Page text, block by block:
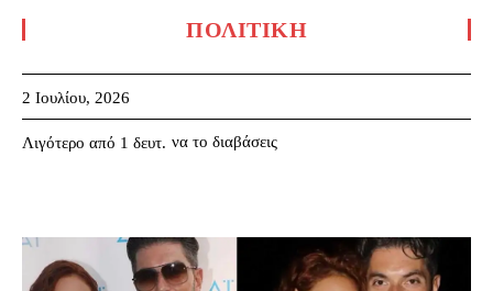
ΠΟΛΙΤΙΚΉ
2 Ιουλίου, 2026
Λιγότερο από 1 δευτ. να το διαβάσεις